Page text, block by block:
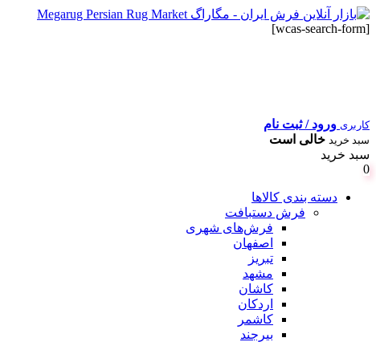
[wcas-search-form]
کاربری ورود / ثبت نام
سبد خرید خالی است
سبد خرید
0
دسته بندی کالاها
فرش دستبافت
فرش‌های شهری
اصفهان
تبریز
مشهد
کاشان
اردکان
کاشمر
بیرجند